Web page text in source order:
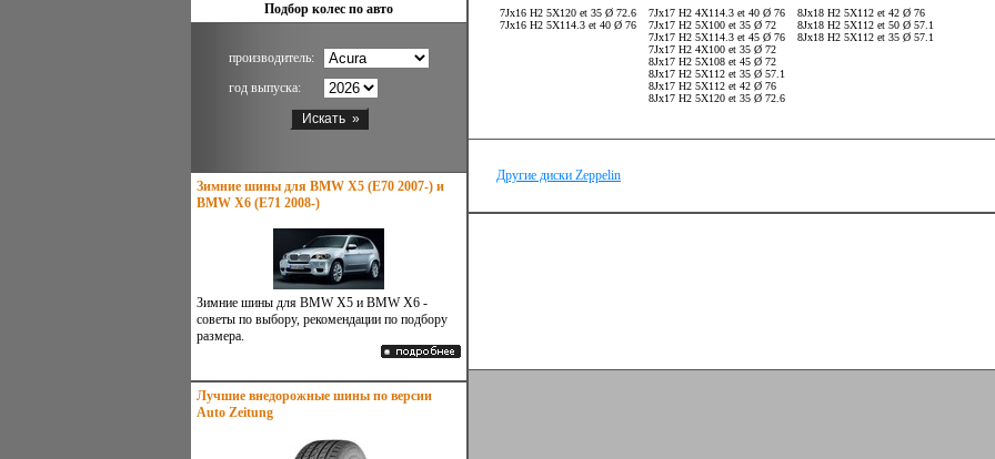
Подбор колес по авто
производитель:
год выпуска:
Зимние шины для BMW X5 (E70 2007-) и
BMW X6 (E71 2008-)
Зимние шины для BMW X5 и BMW X6 -
советы по выбору, рекомендации по подбору
размера.
Лучшие внедорожные шины по версии
Auto Zeitung
7Jx16 H2 5X120 et 35 Ø 72.6
7Jx16 H2 5X114.3 et 40 Ø 76
7Jx17 H2 4X114.3 et 40 Ø 76
7Jx17 H2 5X100 et 35 Ø 72
7Jx17 H2 5X114.3 et 45 Ø 76
7Jx17 H2 4X100 et 35 Ø 72
8Jx17 H2 5X108 et 45 Ø 72
8Jx17 H2 5X112 et 35 Ø 57.1
8Jx17 H2 5X112 et 42 Ø 76
8Jx17 H2 5X120 et 35 Ø 72.6
8Jx18 H2 5X112 et 42 Ø 76
8Jx18 H2 5X112 et 50 Ø 57.1
8Jx18 H2 5X112 et 35 Ø 57.1
Другие диски Zeppelin